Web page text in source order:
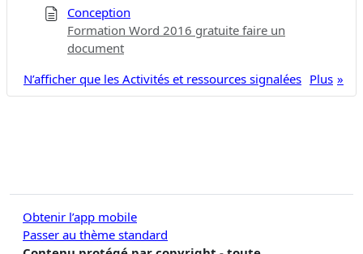
Conception
Formation Word 2016 gratuite faire un
document
Plus
N’afficher que les Activités et ressources signalées
Obtenir l’app mobile
Passer au thème standard